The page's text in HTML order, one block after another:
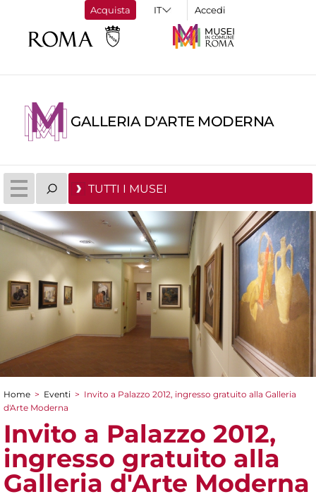
Acquista Accedi
GALLERIA D'ARTE MODERNA
TUTTI I MUSEI
Tu sei qui
Home > Eventi > Invito a Palazzo 2012, ingresso gratuito alla Galleria
d'Arte Moderna
Invito a Palazzo 2012,
ingresso gratuito alla
Galleria d'Arte Moderna